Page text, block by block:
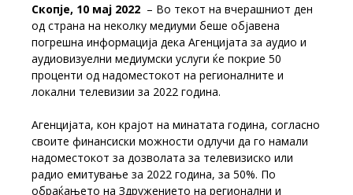
Скопје, 10 мај 2022 – Во текот на вчерашниот ден
од страна на неколку медиуми беше објавена
погрешна информација дека Агенцијата за аудио и
аудиовизуелни медиумски услуги ќе покрие 50
проценти од надоместокот на регионалните и
локални телевизии за 2022 година.
Агенцијата, кон крајот на минатата година, согласно
своите финансиски можности одлучи да го намали
надоместокот за дозволата за телевизиско или
радио емитување за 2022 година, за 50%. По
обраќањето на Здружението на регионални и